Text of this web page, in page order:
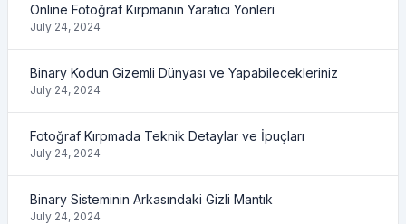
Online Fotoğraf Kırpmanın Yaratıcı Yönleri
July 24, 2024
Binary Kodun Gizemli Dünyası ve Yapabilecekleriniz
July 24, 2024
Fotoğraf Kırpmada Teknik Detaylar ve İpuçları
July 24, 2024
Binary Sisteminin Arkasındaki Gizli Mantık
July 24, 2024